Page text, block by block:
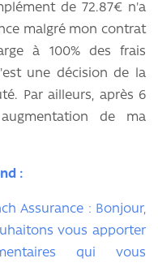
de 72.87€ n'a
malgré mon contrat
à 100% des frais
une décision de la
Par ailleurs, après 6
de ma
:
Assurance : Bonjour,
vous apporter
qui vous